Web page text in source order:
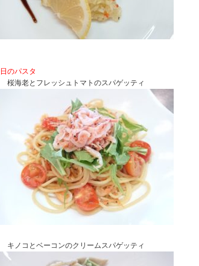
のパスタ
桜海老とフレッシュトマトのスパゲッティ
キノコとベーコンのクリームスパゲッティ